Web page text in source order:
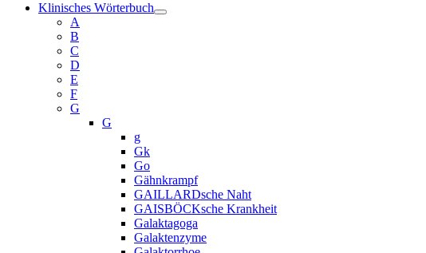
Klinisches Wörterbuch
A
B
C
D
E
F
G
G
g
Gk
Go
Gähnkrampf
GAILLARDsche Naht
GAISBÖCKsche Krankheit
Galaktagoga
Galaktenzyme